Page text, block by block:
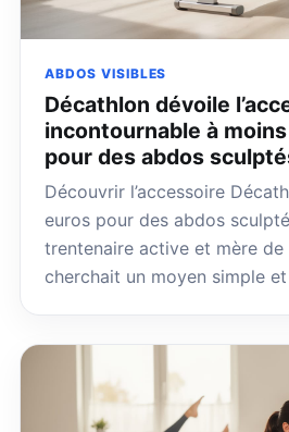
ABDOS VISIBLES
Décathlon dévoile
incontournable à
pour des abdos
Découvrir l’accessoire
euros pour des abdos
trentenaire active et mère de
cherchait un moyen simple